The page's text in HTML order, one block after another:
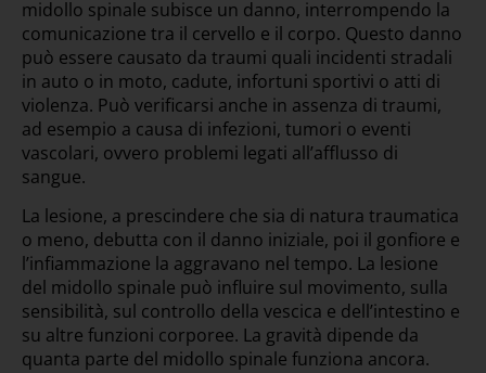
midollo spinale subisce un danno, interrompendo la
comunicazione tra il cervello e il corpo. Questo danno
può essere causato da traumi quali incidenti stradali
in auto o in moto, cadute, infortuni sportivi o atti di
violenza. Può verificarsi anche in assenza di traumi,
ad esempio a causa di infezioni, tumori o eventi
vascolari, ovvero problemi legati all’afflusso di
sangue.
La lesione, a prescindere che sia di natura traumatica
o meno, debutta con il danno iniziale, poi il gonfiore e
l’infiammazione la aggravano nel tempo. La lesione
del midollo spinale può influire sul movimento, sulla
sensibilità, sul controllo della vescica e dell’intestino e
su altre funzioni corporee. La gravità dipende da
quanta parte del midollo spinale funziona ancora.